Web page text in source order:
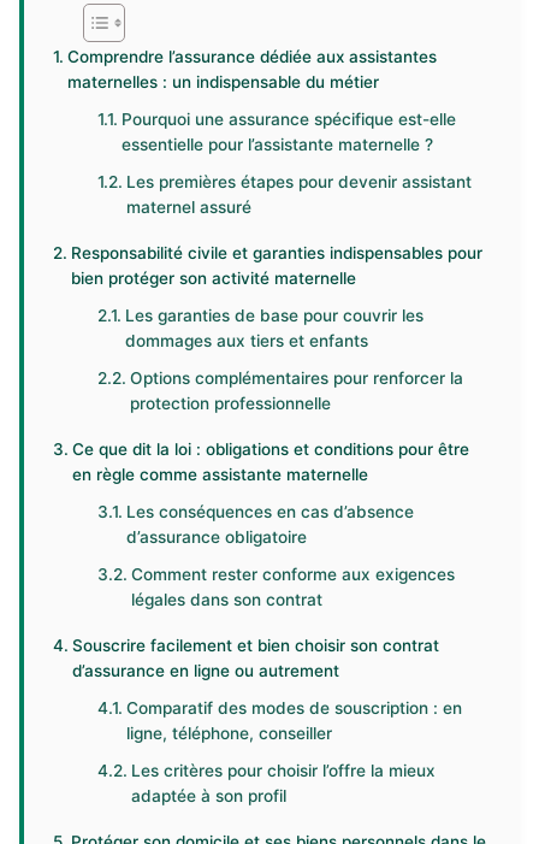
Comprendre l’assurance dédiée aux assistantes
maternelles : un indispensable du métier
Pourquoi une assurance spécifique est-elle
essentielle pour l’assistante maternelle ?
Les premières étapes pour devenir assistant
maternel assuré
Responsabilité civile et garanties indispensables pour
bien protéger son activité maternelle
Les garanties de base pour couvrir les
dommages aux tiers et enfants
Options complémentaires pour renforcer la
protection professionnelle
Ce que dit la loi : obligations et conditions pour être
en règle comme assistante maternelle
Les conséquences en cas d’absence
d’assurance obligatoire
Comment rester conforme aux exigences
légales dans son contrat
Souscrire facilement et bien choisir son contrat
d’assurance en ligne ou autrement
Comparatif des modes de souscription : en
ligne, téléphone, conseiller
Les critères pour choisir l’offre la mieux
adaptée à son profil